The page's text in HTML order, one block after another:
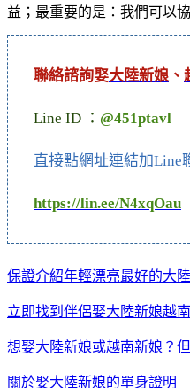
益；最重要的是：我們可以
聯絡諮詢娶大陸新娘 、
Line ID ： @451ptavl
直接點網址連結加Line
https://lin.ee/N4xqOau
保證介紹年輕漂亮最好的大
立即找到伴侶娶大陸新娘越
想娶大陸新娘或越南新娘？
關於娶大陸新娘的單身證明